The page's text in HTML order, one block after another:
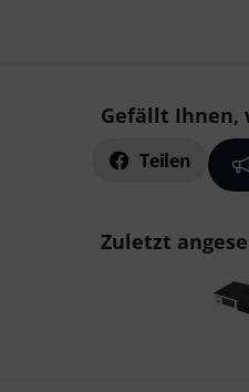
Gefällt Ihnen,
Teilen
Zuletzt